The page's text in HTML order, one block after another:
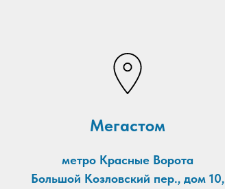
Мегастом
метро Красные Ворота
Большой Козловский пер., дом 10,